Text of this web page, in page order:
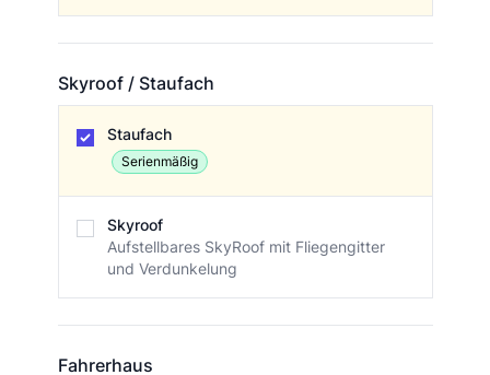
Skyroof / Staufach
Staufach
Serienmäßig
Skyroof
Aufstellbares SkyRoof mit Fliegengitter
und Verdunkelung
Fahrerhaus